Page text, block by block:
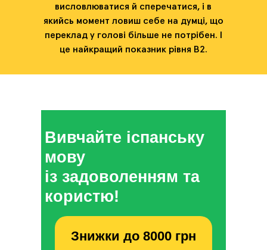
висловлюватися й сперечатися, і в
якийсь момент ловиш себе на думці, що
переклад у голові більше не потрібен. І
це найкращий показник рівня B2.
Вивчайте іспанську
мову
із задоволенням та
користю!
Знижки до 8000 грн